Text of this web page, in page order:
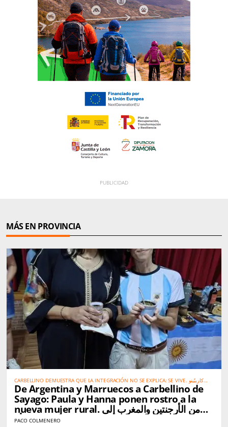
MÁS EN PROVINCIA
CARBELLINO DEMUESTRA QUE LA INTEGRACIÓN NO SE EXPLICA: SE VIVE. كاربيّينو
تُثبت أن الاندماج الحقيقي لا يحتاج إلى شرح… بل يُعاش
De Argentina y Marruecos a Carbellino de
Sayago: Paula y Hanna ponen rostro a la
nueva mujer rural. من الأرجنتين والمغرب إلى
كاربيّينو دي ساياغو: باولا وهناء تجسّدان صورة المرأة
PACO COLMENERO